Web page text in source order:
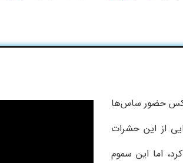
حضور ساس‌ها
از این حشرات
اما این سموم